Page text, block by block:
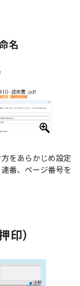
名
をあらかじめ設定
番、ページ番号を
印）